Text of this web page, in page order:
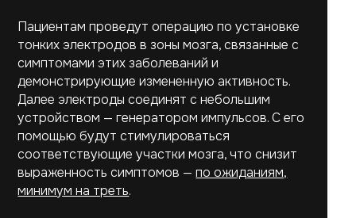
Пациентам проведут операцию по установке
тонких электродов в зоны мозга, связанные с
симптомами этих заболеваний и
демонстрирующие измененную активность.
Далее электроды соединят с небольшим
устройством — генератором импульсов. С его
помощью будут стимулироваться
соответствующие участки мозга, что снизит
выраженность симптомов —по ожиданиям,
минимум на треть.
2017–2026 © Нейри
АО «Нейрореволюция»
ИНН 9701255148 ОГРН 1237700501268
hello@neiry-bci.com
pr@@neiry-bci.com